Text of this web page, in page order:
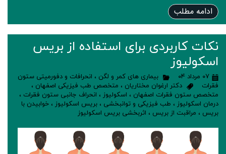
ادامه مطلب
نکات کاربردی برای استفاده از بریس
اسکولیوز
۰۷ مرداد ۰۴ بیماری های کمر و لگن ، انحرافات و دفورمیتی ستون
فقرات
دکتر ارغوان مختاریان ، متخصص طب فیزیکی اصفهان ،
متخصص ستون فقرات اصفهان ، اسکولیوز ، انحراف جانبی ستون فقرات ،
درمان اسکولیوز ، طب فیزیکی و توانبخشی ، بریس اسکولیوز ، خوابیدن با
بریس ، مراقبت از بریس ، اثربخشی بریس اسکولیوز